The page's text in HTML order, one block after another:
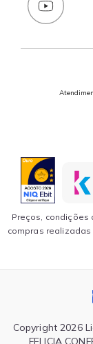
Preços,
compras
Copyright 2026
FELICIA